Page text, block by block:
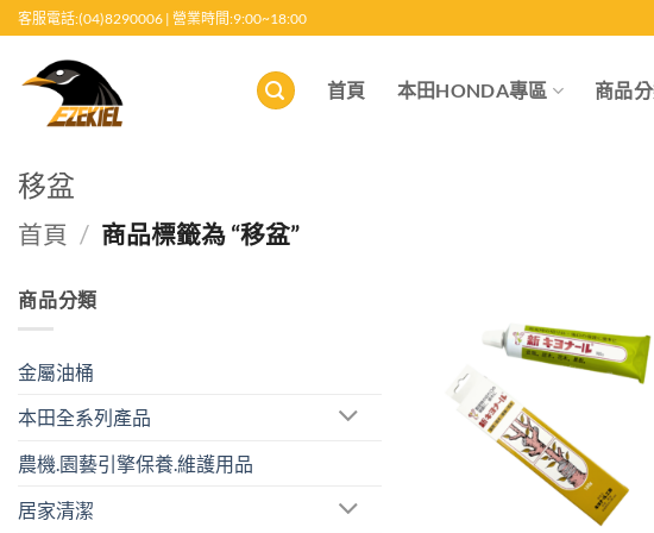
至
客服電話:(04)8290006 | 營業時間:9:00~18:00
首頁 本田HONDA專區 商品
移盆
首頁 / 商品標籤為 “移盆”
商品分類
金屬油桶
本田全系列產品
農機.園藝引擎保養.維護用品
居家清潔